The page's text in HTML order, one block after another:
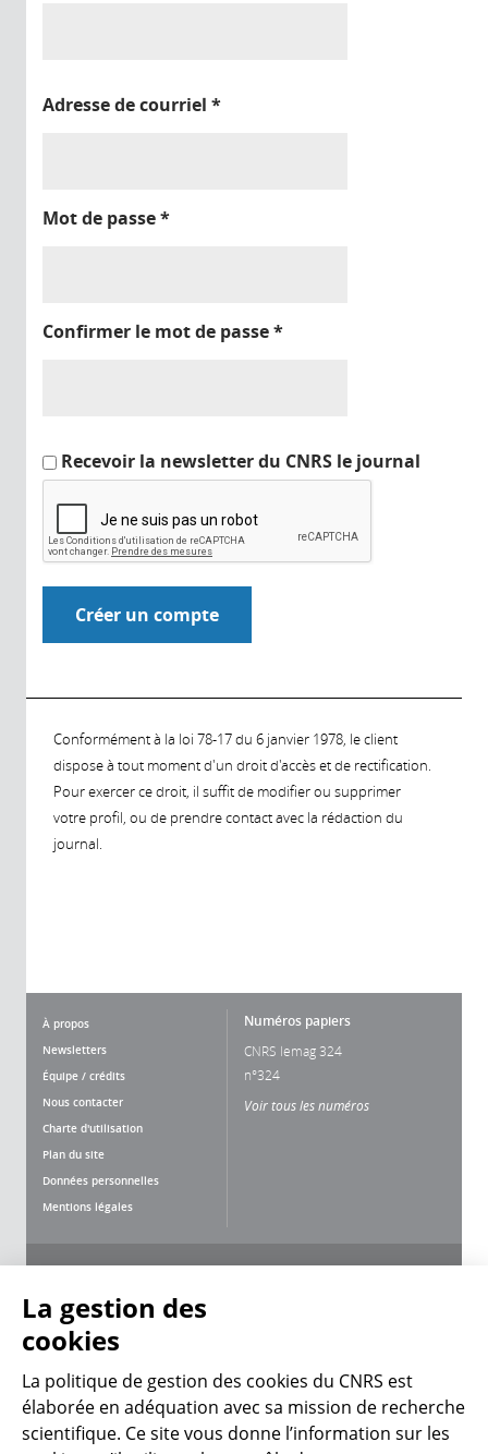
Adresse de courriel *
Mot de passe*
Confirmer le mot de passe*
Recevoir la newsletter du CNRS le journal
Conformément à la loi 78-17 du 6 janvier 1978, le client
dispose à tout moment d'un droit d'accès et de rectification.
Pour exercer ce droit, il suffit de modifier ou supprimer
votre profil, ou de prendre contact avec la rédaction du
journal.
À propos
Newsletters
Équipe / crédits
Nous contacter
Charte d'utilisation
Plan du site
Données personnelles
Mentions légales
Numéros papiers
CNRS lemag 324
n°324
Voir tous les numéros
CNRS Le Mag
La gestion des
cookies
La politique de gestion des cookies du CNRS est
élaborée en adéquation avec sa mission de recherche
scientifique. Ce site vous donne l’information sur les